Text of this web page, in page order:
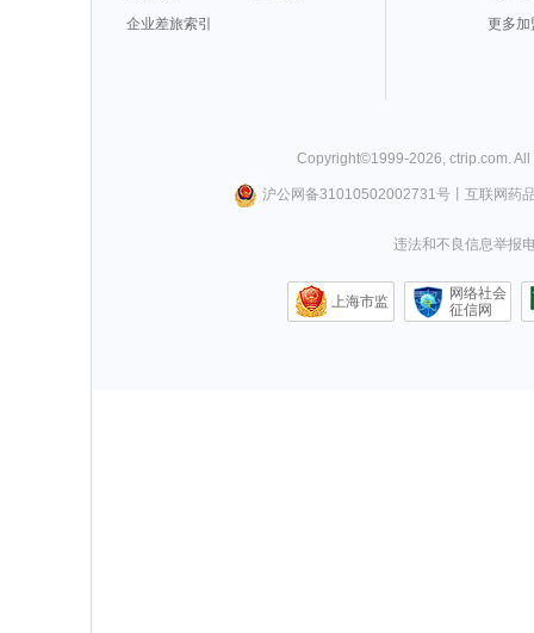
企业差旅索引
更多加
Copyright©1999-2026 ctrip.com .
沪公网备31010502002731号丨 互联网药
违法和不良信息举报
上海市监
网络社会
征信网